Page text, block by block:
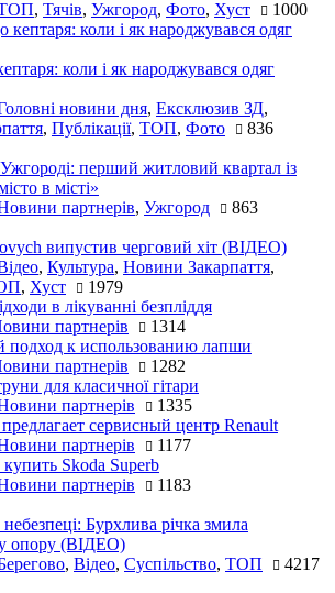
, Тячів, Ужгород, Фото, Хуст 1000
коли і як народжувався одяг
новини дня, Ексклюзив ЗД,
, Публікації, ТОП, Фото 836
перший житловий квартал із
в місті»
партнерів, Ужгород 863
випустив черговий хіт (ВІДЕО)
, Культура, Новини Закарпаття,
, Хуст
1979
в лікуванні безпліддя
партнерів
1314
к использованию лапши
партнерів
1282
для класичної гітари
партнерів
1335
сервисный центр Renault
партнерів
1177
Skoda Superb
партнерів 1183
Бурхлива річка змила
опору (ВІДЕО)
, Відео, Суспільство, ТОП 4217